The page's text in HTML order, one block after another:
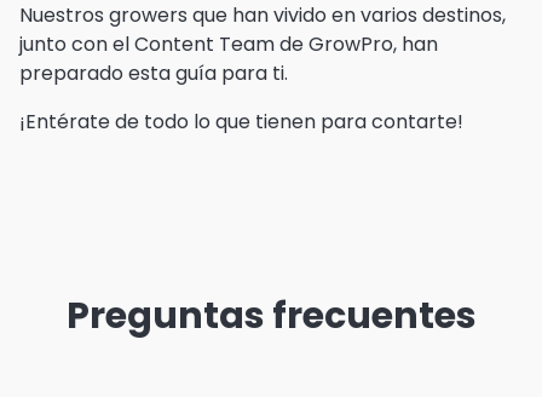
Nuestros growers que han vivido en varios destinos,
junto con el Content Team de GrowPro, han
preparado esta guía para ti.
¡Entérate de todo lo que tienen para contarte!
Preguntas frecuentes